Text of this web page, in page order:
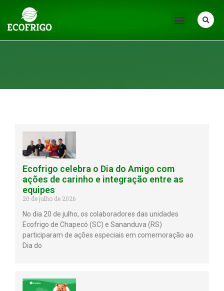
Ecofrigo celebra o Dia do Amigo com
ações de carinho e integração entre as
equipes
20 de julho de 2026
No dia 20 de julho, os colaboradores das unidades
Ecofrigo de Chapecó (SC) e Sananduva (RS)
participaram de ações especiais em comemoração ao
Dia do